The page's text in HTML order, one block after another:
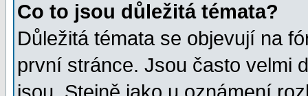
Co to jsou důležitá témata?
Důležitá témata se objevují na
první stránce. Jsou často velmi